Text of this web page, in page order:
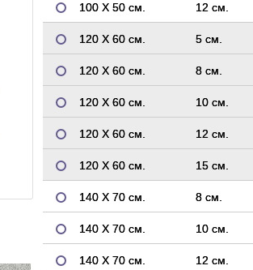
100 Х 50 см. 12 см.
120 Х 60 см. 5 см.
120 Х 60 см. 8 см.
120 Х 60 см. 10 см.
120 Х 60 см. 12 см.
120 Х 60 см. 15 см.
140 Х 70 см. 8 см.
140 Х 70 см. 10 см.
140 Х 70 см. 12 см.